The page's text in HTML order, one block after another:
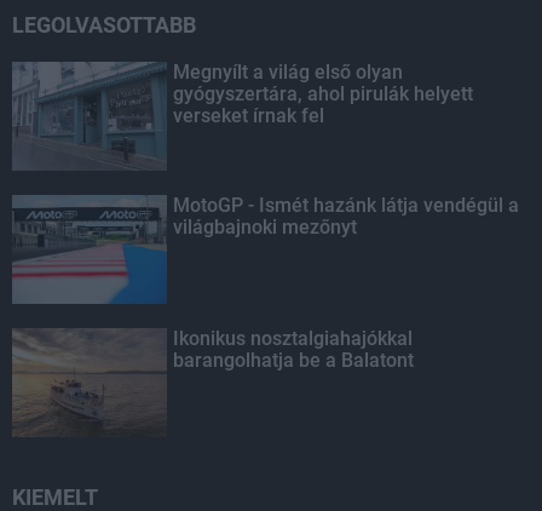
LEGOLVASOTTABB
Megnyílt a világ első olyan
gyógyszertára, ahol pirulák helyett
verseket írnak fel
MotoGP - Ismét hazánk látja vendégül a
világbajnoki mezőnyt
Ikonikus nosztalgiahajókkal
barangolhatja be a Balatont
KIEMELT